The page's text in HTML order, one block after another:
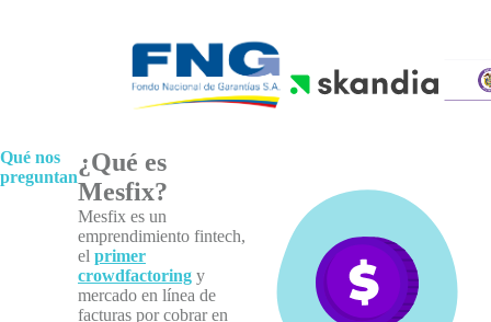
Qué nos
preguntan
¿Qué es
Mesfix?
Mesfix es un
emprendimiento fintech,
el primer
crowdfactoring y
mercado en línea de
facturas por cobrar en